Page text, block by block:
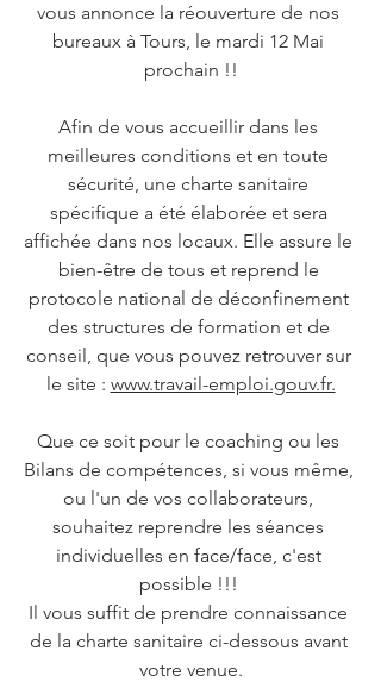
vous annonce la réouverture de nos
bureaux à Tours, le mardi 12 Mai
prochain !!
Afin de vous accueillir dans les
meilleures conditions et en toute
sécurité, une charte sanitaire
spécifique a été élaborée et sera
affichée dans nos locaux. Elle assure le
bien-être de tous et reprend le
protocole national de déconfinement
des structures de formation et de
conseil, que vous pouvez retrouver sur
le site : www.travail-emploi.gouv.fr.
Que ce soit pour le coaching ou les
Bilans de compétences, si vous même,
ou l'un de vos collaborateurs,
souhaitez reprendre les séances
individuelles en face/face, c'est
possible !!!
Il vous suffit de prendre connaissance
de la charte sanitaire ci-dessous avant
votre venue.